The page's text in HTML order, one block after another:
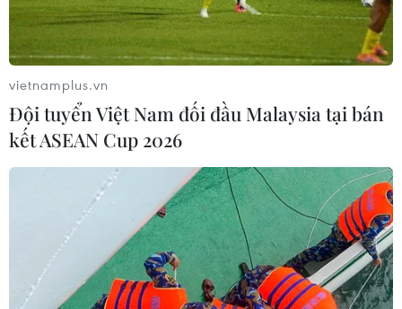
tương lai với nhiều thiết bị hứa hẹn trải nghiệm thú vị
cho người dùng trong thế giới ảo.
vietnamplus.vn
Đội tuyển Việt Nam đối đầu Malaysia tại bán
kết ASEAN Cup 2026